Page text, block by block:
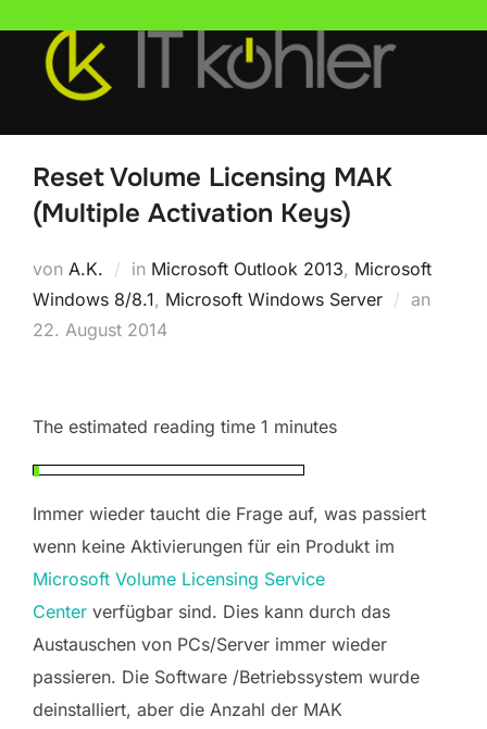
springen
Reset Volume Licensing MAK
(Multiple Activation Keys)
von A.K. in Microsoft Outlook 2013, Microsoft
Windows 8/8.1, Microsoft Windows Server an
22. August 2014
The estimated reading time 1 minutes
Immer wieder taucht die Frage auf, was passiert
wenn keine Aktivierungen für ein Produkt im
Microsoft Volume Licensing Service
Center verfügbar sind. Dies kann durch das
Austauschen von PCs/Server immer wieder
passieren. Die Software /Betriebssystem wurde
deinstalliert, aber die Anzahl der MAK